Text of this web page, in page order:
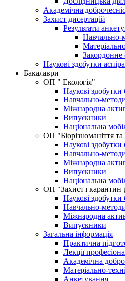
Академічна
Захист дисертацій
Результати
Навчально-
Закордонне
Наукові здобутки
Бакалаври
ОП " Екологія"
Наукові здобутки
Навчально-
Міжнародна
Випускники
Національна
ОП "Біорізноманіття
Наукові здобутки
Навчально-
Міжнародна
Випускники
Національна
OП "Захист і карантин
Наукові здобутки
Навчально-
Міжнародна
Випускники
Загальна інформація
Практична
Лекції
Академічна
Матеріально-
Анкетування